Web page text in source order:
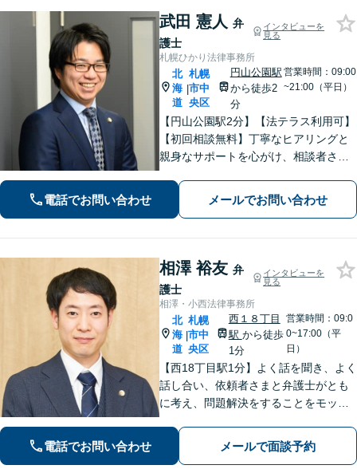
武田 憲人 弁
護士
インタビューを
見る
札幌ひかり法律事務所
北
海
道
|
札幌
市中
央区
円山公園駅
から徒歩2
分
営業時間：09:00
~21:00（平日）
【円山公園駅2分】【法テラス利用可】
【初回相談無料】丁寧なヒアリングと
親身なサポートを心がけ、相談者さま
す。離婚や労働、相続など幅広い分野
に対応しておりますので、ぜひご相談
電話でお問い合わせ メールでお問い合わせ
相澤 裕友 弁
護士
インタビューを
見る
相澤・小西法律事務所
北
海
道
|
札幌
市中
央区
西１８丁目
駅 から徒歩
1分
営業時間：09:0
0~17:00（平
日）
【西18丁目駅1分】よく話を聞き、よく
話し合い、依頼者さまと弁護士がとも
に考え、問題解決をすることをモット
ディーな対応で、依頼者さまの利益を
追求します【夜間・土日祝対応可】
電話でお問い合わせ メールで面談予約